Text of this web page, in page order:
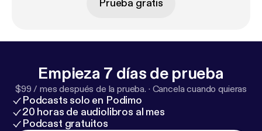
Prueba gratis
Empieza 7 días de prueba
$99 / mes después de la prueba. · Cancela cuando quieras
Podcasts solo en Podimo
20 horas de audiolibros al mes
Podcast gratuitos